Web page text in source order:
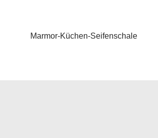
Marmor-Küchen-Seifenschale